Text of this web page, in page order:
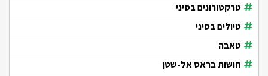
טרקטורונים בסיני
טיולים בסיני
טאבה
חושות בראס אל-שטן